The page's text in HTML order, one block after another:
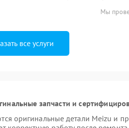
Мы
все услуги
запчасти и
оригинальные детали Meizu и